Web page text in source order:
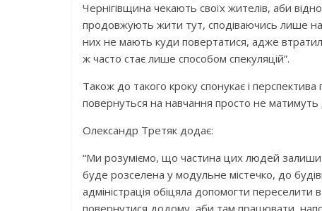
Чернігівщина чекають своїх жителів, аби
продовжують жити тут, сподіваючись лише
них не мають куди повертатися, адже
ж часто стає лише способом спекуляцій”.
Також до такого кроку спонукає і
повернуться на навчання просто не
Олександр Третяк додає:
“Ми розуміємо, що частина цих людей
буде розселена у модульне містечко, до
адміністрація обіцяла допомогти переселити
повернутися додому, аби там працювати,